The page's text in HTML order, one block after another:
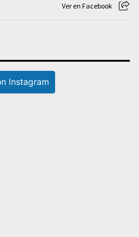
Ver en Facebook
Instagram